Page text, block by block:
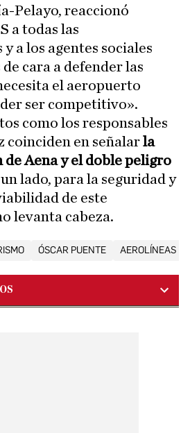
Pelayo, reaccionó
a todas las
a los agentes sociales
cara a defender las
el aeropuerto
ser competitivo».
como los responsables
coinciden en señalarla
Aena y el doble peligro
lado, para la seguridad y
de este
levanta cabeza.
ÓSCAR PUENTE AEROLÍNEAS